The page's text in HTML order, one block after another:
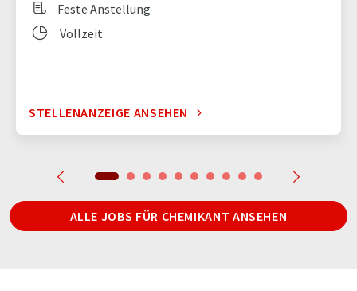
Feste Anstellung
Vollzeit
STELLENANZEIGE ANSEHEN
ALLE JOBS FÜR CHEMIKANT ANSEHEN